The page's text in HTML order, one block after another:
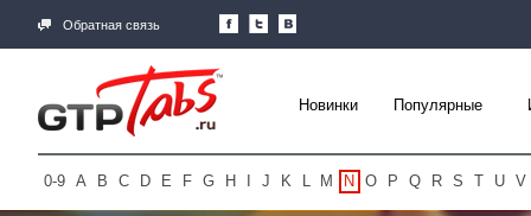
Обратная связь
Новинки Популярные
0-9 A B C D E F G H J K L M N O P Q R S T U V